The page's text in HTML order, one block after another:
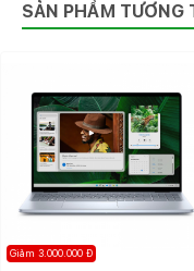
laptop Dell Inspiron
dụng.
SẢN PHẨM TƯƠNG
Giảm 3.000.000 Đ